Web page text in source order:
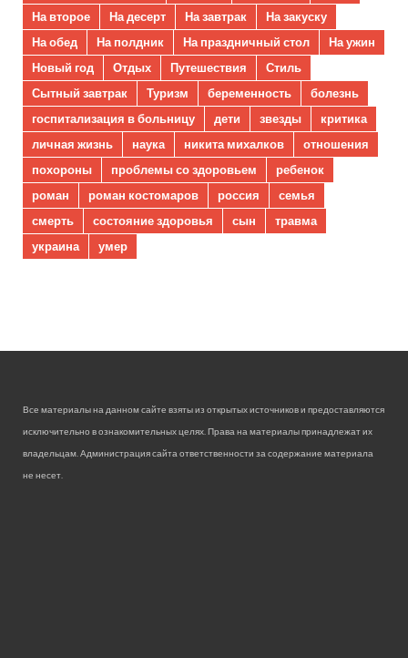
На второе
На десерт На завтрак
На закуску
На обед
На полдник На праздничный стол
На ужин
Новый год
Отдых Путешествия
Стиль
Сытный завтрак
Туризм беременность
болезнь
госпитализация в больницу
дети звезды
критика
личная жизнь
наука никита михалков
отношения
похороны
проблемы со здоровьем
ребенок
роман
роман костомаров россия
семья
смерть
состояние здоровья сын
травма
украина
умер
Все материалы на данном сайте взяты из открытых источников и предоставляются
исключительно в ознакомительных целях. Права на материалы принадлежат их
владельцам. Администрация сайта ответственности за содержание материала
не несет.